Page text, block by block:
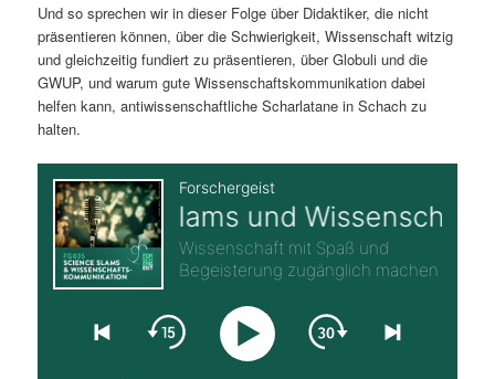
e
n
n
g
e
n
Und so sprechen wir in dieser Folge über Didaktiker, die nicht
präsentieren können, über die Schwierigkeit, Wissenschaft witzig
und gleichzeitig fundiert zu präsentieren, über Globuli und die
GWUP, und warum gute Wissenschaftskommunikation dabei
helfen kann, antiwissenschaftliche Scharlatane in Schach zu
halten.